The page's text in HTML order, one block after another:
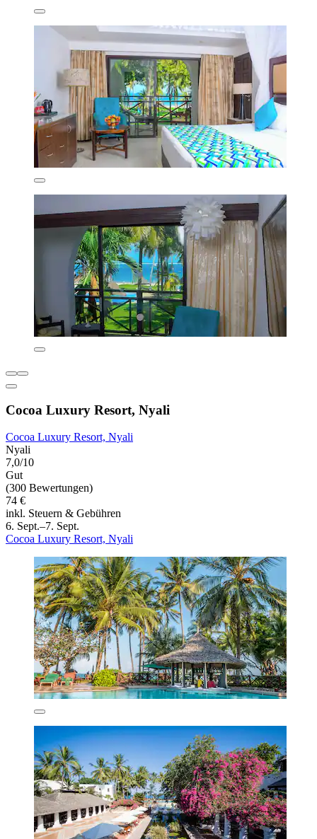
Cocoa Luxury Resort, Nyali
Cocoa Luxury Resort, Nyali
Nyali
7,0/10
Gut
(300 Bewertungen)
74 €
inkl. Steuern & Gebühren
6. Sept.–7. Sept.
Cocoa Luxury Resort, Nyali